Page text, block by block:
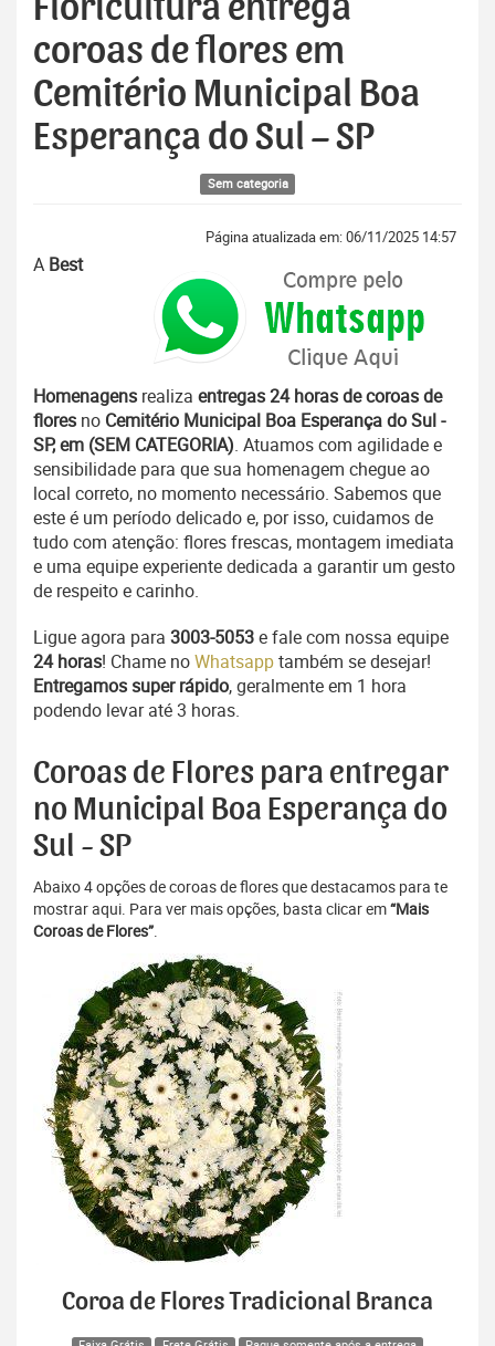
Floricultura entrega
coroas de flores em
Cemitério Municipal Boa
Esperança do Sul – SP
Sem categoria
Página atualizada em: 06/11/2025 14:57
A Best
Homenagens realiza entregas 24 horas de coroas de
flores no Cemitério Municipal Boa Esperança do Sul -
SP, em (SEM CATEGORIA). Atuamos com agilidade e
sensibilidade para que sua homenagem chegue ao
local correto, no momento necessário. Sabemos que
este é um período delicado e, por isso, cuidamos de
tudo com atenção: flores frescas, montagem imediata
e uma equipe experiente dedicada a garantir um gesto
de respeito e carinho.
Ligue agora para 3003-5053e fale com nossa equipe
24 horas! Chame noWhatsapptambém se desejar!
Entregamos super rápido, geralmente em 1 hora
podendo levar até 3 horas.
Coroas de Flores para entregar
no Municipal Boa Esperança do
Sul - SP
Abaixo 4 opções de coroas de flores que destacamos para te
mostrar aqui. Para ver mais opções, basta clicar em“Mais
Coroas de Flores”.
Coroa de Flores Tradicional Branca